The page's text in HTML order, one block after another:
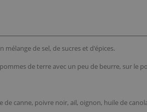
mélange de sel, de sucres et d'épices.
de terre avec un peu de beurre, sur
de canne, poivre noir, ail, oignon, huile de